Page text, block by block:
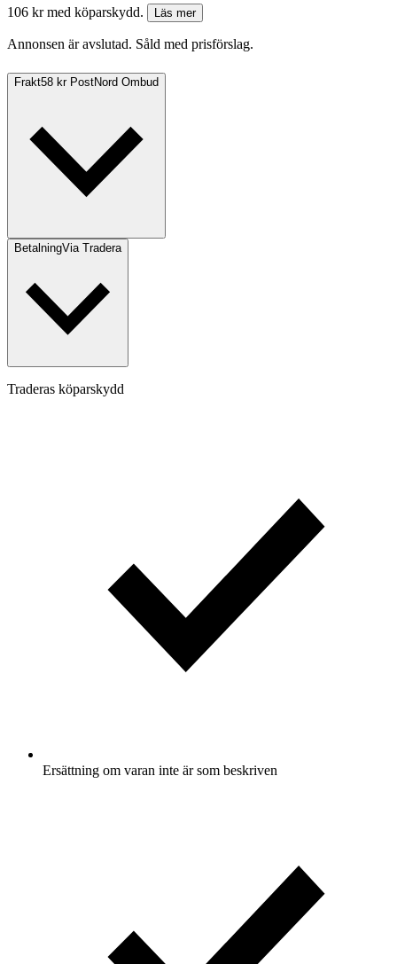
106 kr med köparskydd. Läs mer
Annonsen är avslutad. Såld med prisförslag.
Frakt58 kr PostNord Ombud
BetalningVia Tradera
Traderas köparskydd
Ersättning om varan inte är som beskriven